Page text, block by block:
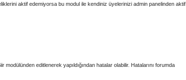
aktif edemiyorsa bu modul ile kendiniz üyelerinizi admin panelinden aktif
editlenerek yapıldığından hatalar olabilir. Hatalarını forumda